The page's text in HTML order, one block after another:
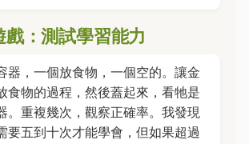
：測試學習能力
器，一個放食物，一個空的。讓金
食物的過程，然後蓋起來，看牠是
。重複幾次，觀察正確率。我發現
要五到十次才能學會，但如果超過